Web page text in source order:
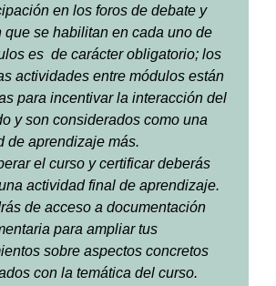
en los foros de debate y
que se habilitan en cada uno de
es de carácter obligatorio; los
actividades entre módulos están
para incentivar la interacción del
y son considerados como una
de aprendizaje más.
el curso y certificar deberás
actividad final de aprendizaje.
de acceso a documentación
para ampliar tus
sobre aspectos concretos
con la temática del curso.